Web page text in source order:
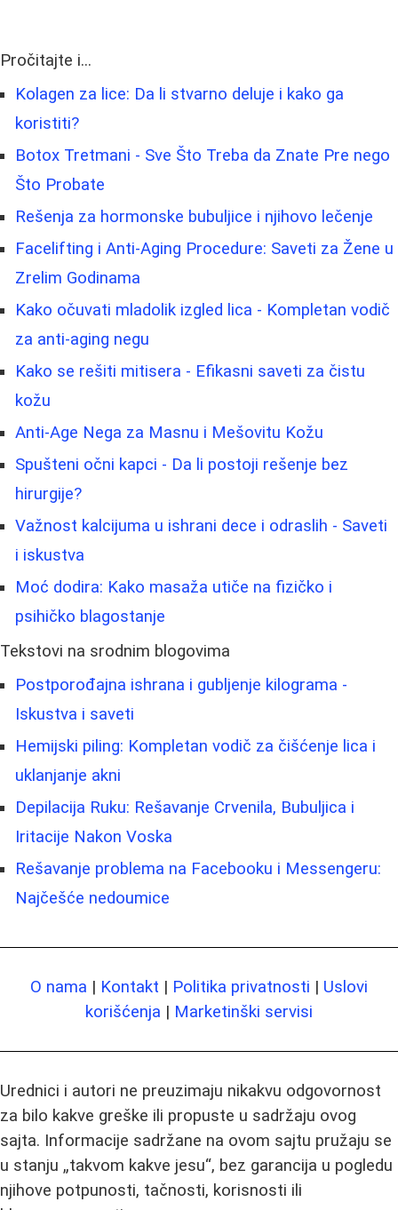
Pročitajte i...
Kolagen za lice: Da li stvarno deluje i kako ga
koristiti?
Botox Tretmani - Sve Što Treba da Znate Pre nego
Što Probate
Rešenja za hormonske bubuljice i njihovo lečenje
Facelifting i Anti-Aging Procedure: Saveti za Žene u
Zrelim Godinama
Kako očuvati mladolik izgled lica - Kompletan vodič
za anti-aging negu
Kako se rešiti mitisera - Efikasni saveti za čistu
kožu
Anti-Age Nega za Masnu i Mešovitu Kožu
Spušteni očni kapci - Da li postoji rešenje bez
hirurgije?
Važnost kalcijuma u ishrani dece i odraslih - Saveti
i iskustva
Moć dodira: Kako masaža utiče na fizičko i
psihičko blagostanje
Tekstovi na srodnim blogovima
Postporođajna ishrana i gubljenje kilograma -
Iskustva i saveti
Hemijski piling: Kompletan vodič za čišćenje lica i
uklanjanje akni
Depilacija Ruku: Rešavanje Crvenila, Bubuljica i
Iritacije Nakon Voska
Rešavanje problema na Facebooku i Messengeru:
Najčešće nedoumice
O nama | Kontakt | Politika privatnosti | Uslovi
korišćenja | Marketinški servisi
Urednici i autori ne preuzimaju nikakvu odgovornost
za bilo kakve greške ili propuste u sadržaju ovog
sajta. Informacije sadržane na ovom sajtu pružaju se
u stanju „takvom kakve jesu“, bez garancija u pogledu
njihove potpunosti, tačnosti, korisnosti ili